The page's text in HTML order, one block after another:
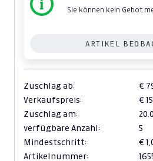
Sie können kein Gebot
ARTIKEL
Zuschlag ab:
€
Verkaufspreis:
€
Zuschlag am:
verfügbare Anzahl:
5
Mindestschritt:
€
Artikelnummer: